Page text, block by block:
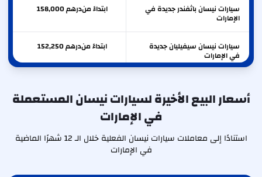
سيارات نيسان باثفندر جديدة في
الإمارات
ابتداءً من 158,000درهم
سيارات نيسان سيفيليان جديدة
في الإمارات
ابتداءً من 152,250درهم
في الإمارات
سيارات نيسان مورانو جديدة في ابتداءً من
أسعار البيع الأخيرة لسيارات نيسان المستعملة
في الإمارات
استنادًا إلى معاملات سيارات نيسان الفعلية خلال الـ 12 شهرًا الماضية
في الإمارات